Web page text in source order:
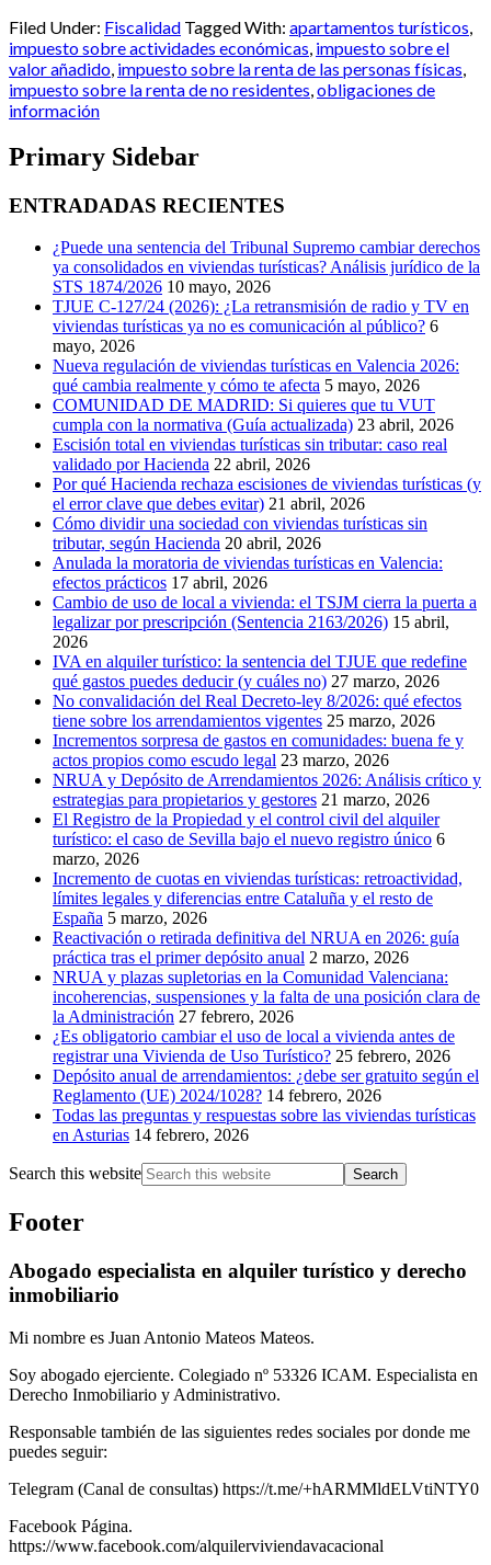
Filed Under: Fiscalidad Tagged With: apartamentos turísticos
impuesto sobre actividades económicas impuesto sobre el
valor añadido impuesto sobre la renta de las personas físicas
impuesto sobre la renta de no residentes obligaciones de
información
Primary Sidebar
ENTRADADAS RECIENTES
¿Puede una sentencia del Tribunal Supremo cambiar derechos
ya consolidados en viviendas turísticas? Análisis jurídico de la
STS 1874/2026 10 mayo, 2026
TJUE C-127/24 (2026): ¿La retransmisión de radio y TV en
viviendas turísticas ya no es comunicación al público? 6
mayo, 2026
Nueva regulación de viviendas turísticas en Valencia 2026:
qué cambia realmente y cómo te afecta 5 mayo, 2026
COMUNIDAD DE MADRID: Si quieres que tu VUT
cumpla con la normativa (Guía actualizada) 23 abril, 2026
Escisión total en viviendas turísticas sin tributar: caso real
validado por Hacienda 22 abril, 2026
Por qué Hacienda rechaza escisiones de viviendas turísticas (y
el error clave que debes evitar) 21 abril, 2026
Cómo dividir una sociedad con viviendas turísticas sin
tributar, según Hacienda 20 abril, 2026
Anulada la moratoria de viviendas turísticas en Valencia:
efectos prácticos 17 abril, 2026
Cambio de uso de local a vivienda: el TSJM cierra la puerta a
legalizar por prescripción (Sentencia 2163/2026) 15 abril,
2026
IVA en alquiler turístico: la sentencia del TJUE que redefine
qué gastos puedes deducir (y cuáles no) 27 marzo, 2026
No convalidación del Real Decreto-ley 8/2026: qué efectos
tiene sobre los arrendamientos vigentes 25 marzo, 2026
Incrementos sorpresa de gastos en comunidades: buena fe y
actos propios como escudo legal 23 marzo, 2026
NRUA y Depósito de Arrendamientos 2026: Análisis crítico y
estrategias para propietarios y gestores 21 marzo, 2026
El Registro de la Propiedad y el control civil del alquiler
turístico: el caso de Sevilla bajo el nuevo registro único 6
marzo, 2026
Incremento de cuotas en viviendas turísticas: retroactividad,
límites legales y diferencias entre Cataluña y el resto de
España 5 marzo, 2026
Reactivación o retirada definitiva del NRUA en 2026: guía
práctica tras el primer depósito anual 2 marzo, 2026
NRUA y plazas supletorias en la Comunidad Valenciana:
incoherencias, suspensiones y la falta de una posición clara de
la Administración 27 febrero, 2026
¿Es obligatorio cambiar el uso de local a vivienda antes de
registrar una Vivienda de Uso Turístico? 25 febrero, 2026
Depósito anual de arrendamientos: ¿debe ser gratuito según el
Reglamento (UE) 2024/1028? 14 febrero, 2026
Todas las preguntas y respuestas sobre las viviendas turísticas
en Asturias 14 febrero, 2026
Search this website
Footer
Abogado especialista en alquiler turístico y derecho
inmobiliario
Mi nombre es Juan Antonio Mateos Mateos.
Soy abogado ejerciente. Colegiado nº 53326 ICAM. Especialista en
Derecho Inmobiliario y Administrativo.
Responsable también de las siguientes redes sociales por donde me
puedes seguir:
Telegram (Canal de consultas) https://t.me/+hARMMldELVtiNTY0
Facebook Página.
https://www.facebook.com/alquilerviviendavacacional